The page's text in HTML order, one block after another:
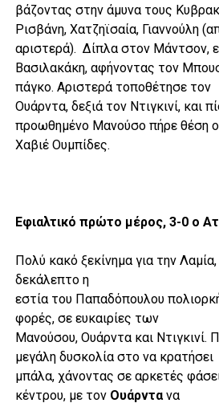
βάζοντας στην άμυνα τους
Ρισβάνη, Χατζηϊσαία, Γιαννούλη
αριστερά). Δίπλα στον Μάντσον,
Βασιλακάκη, αφήνοντας τον
πάγκο. Αριστερά τοποθέτησε τον
Ουάρντα, δεξιά τον Ντιγκινί, και
προωθημένο Μανούσο πήρε θέση ο
Χαβιέ Ουμπίδες.
Εφιαλτικό πρώτο μέρος, 3-0 ο
Πολύ κακό ξεκίνημα για την
δεκάλεπτο η
εστία του Παπαδόπουλου
φορές, σε ευκαιρίες των
Μανούσου, Ουάρντα και Ντιγκινί.
μεγάλη δυσκολία στο να κρατήσει
μπάλα, χάνοντας σε αρκετές
κέντρου, με τον Ουάρντανα